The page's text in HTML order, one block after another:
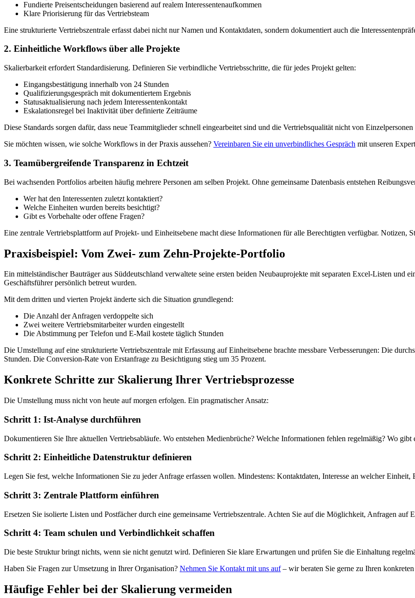
Fundierte Preisentscheidungen basierend auf realem Interessentenaufkommen
Klare Priorisierung für das Vertriebsteam
Eine strukturierte Vertriebszentrale erfasst dabei nicht nur Namen und Kontaktdaten, sondern dokumentiert auch die
2. Einheitliche Workflows über alle Projekte
Skalierbarkeit erfordert Standardisierung. Definieren Sie verbindliche Vertriebsschritte, die für jedes Projekt gelten:
Eingangsbestätigung innerhalb von 24 Stunden
Qualifizierungsgespräch mit dokumentiertem Ergebnis
Statusaktualisierung nach jedem Interessentenkontakt
Eskalationsregel bei Inaktivität über definierte Zeiträume
Diese Standards sorgen dafür, dass neue Teammitglieder schnell eingearbeitet sind und die Vertriebsqualität nicht von Einzelpersonen
Sie möchten wissen, wie solche Workflows in der Praxis aussehen? Vereinbaren Sie ein unverbindliches Gespräch mit unseren
3. Teamübergreifende Transparenz in Echtzeit
Bei wachsenden Portfolios arbeiten häufig mehrere Personen am selben Projekt. Ohne gemeinsame Datenbasis entstehen
Wer hat den Interessenten zuletzt kontaktiert?
Welche Einheiten wurden bereits besichtigt?
Gibt es Vorbehalte oder offene Fragen?
Eine zentrale Vertriebsplattform auf Projekt- und Einheitsebene macht diese Informationen für alle Berechtigten verfügbar. Notizen,
Praxisbeispiel: Vom Zwei- zum Zehn-Projekte-Portfolio
Ein mittelständischer Bauträger aus Süddeutschland verwaltete seine ersten beiden Neubauprojekte mit separaten Excel-Listen und
Geschäftsführer persönlich betreut wurden.
Mit dem dritten und vierten Projekt änderte sich die Situation grundlegend:
Die Anzahl der Anfragen verdoppelte sich
Zwei weitere Vertriebsmitarbeiter wurden eingestellt
Die Abstimmung per Telefon und E-Mail kostete täglich Stunden
Die Umstellung auf eine strukturierte Vertriebszentrale mit Erfassung auf Einheitsebene brachte messbare Verbesserungen: Die
Stunden. Die Conversion-Rate von Erstanfrage zu Besichtigung stieg um 35 Prozent.
Konkrete Schritte zur Skalierung Ihrer Vertriebsprozesse
Die Umstellung muss nicht von heute auf morgen erfolgen. Ein pragmatischer Ansatz:
Schritt 1: Ist-Analyse durchführen
Dokumentieren Sie Ihre aktuellen Vertriebsabläufe. Wo entstehen Medienbrüche? Welche Informationen fehlen regelmäßig? Wo gibt
Schritt 2: Einheitliche Datenstruktur definieren
Legen Sie fest, welche Informationen Sie zu jeder Anfrage erfassen wollen. Mindestens: Kontaktdaten, Interesse an welcher Einheit,
Schritt 3: Zentrale Plattform einführen
Ersetzen Sie isolierte Listen und Postfächer durch eine gemeinsame Vertriebszentrale. Achten Sie auf die Möglichkeit, Anfragen auf
Schritt 4: Team schulen und Verbindlichkeit schaffen
Die beste Struktur bringt nichts, wenn sie nicht genutzt wird. Definieren Sie klare Erwartungen und prüfen Sie die Einhaltung
Haben Sie Fragen zur Umsetzung in Ihrer Organisation? Nehmen Sie Kontakt mit uns auf– wir beraten Sie gerne zu Ihren
Häufige Fehler bei der Skalierung vermeiden